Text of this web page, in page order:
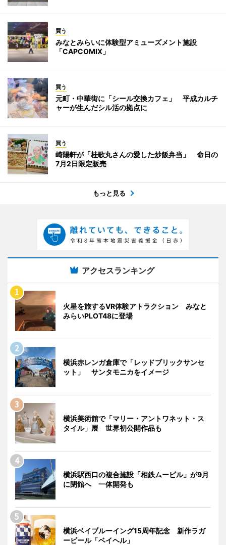
買う
みなとみらいに体験型アミューズメント施設
「CAPCOMIX」
買う
元町・中華街に「シール交換カフェ」 平成カルチ
ャーが生んだシル活の拠点に
買う
崎陽軒が「桂歌丸さんの愛した炒飯弁当」 命日の
7月2日限定販売
もっと見る
アクセスランキング
火星を旅するVR体験アトラクション みなと
みらいPLOT48に登場
横浜赤レンガ倉庫で「レッドブリックサンセ
ット」 サンタモニカをイメージ
横浜美術館で「マリー・アントワネット・ス
タイル」展 世界初公開作品も
横浜駅西口の複合施設「相鉄ムービル」が9月
に閉館へ 一体開発も
横浜ベイブルーイング15周年記念 新作ラガ
ービール「ベイヘル」